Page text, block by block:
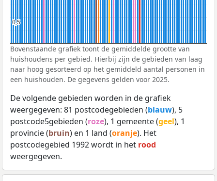
0,5
0,5
Bovenstaande grafiek toont de gemiddelde grootte van
huishoudens per gebied. Hierbij zijn de gebieden van laag
naar hoog gesorteerd op het gemiddeld aantal personen in
een huishouden. De gegevens gelden voor 2025.
De volgende gebieden worden in de grafiek
weergegeven: 81 postcodegebieden (blauw), 5
postcode5gebieden (roze), 1 gemeente (geel), 1
provincie (bruin) en 1 land (oranje). Het
postcodegebied 1992 wordt in het rood
weergegeven.